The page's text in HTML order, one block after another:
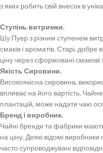
з яких робить свій внесок в
Ступінь витримки.
Шу Пуер з різним ступенем
смаків і ароматів. Старі,
ціну через сформовані смакові
Якість Сировини.
Високоякісна сировина,
впливає на його вартість.
плантацій, може надати чаю
Бренд і виробник.
Чайні бренди та фабрики
на ціну. Деякі відомі
часто супроводжувані